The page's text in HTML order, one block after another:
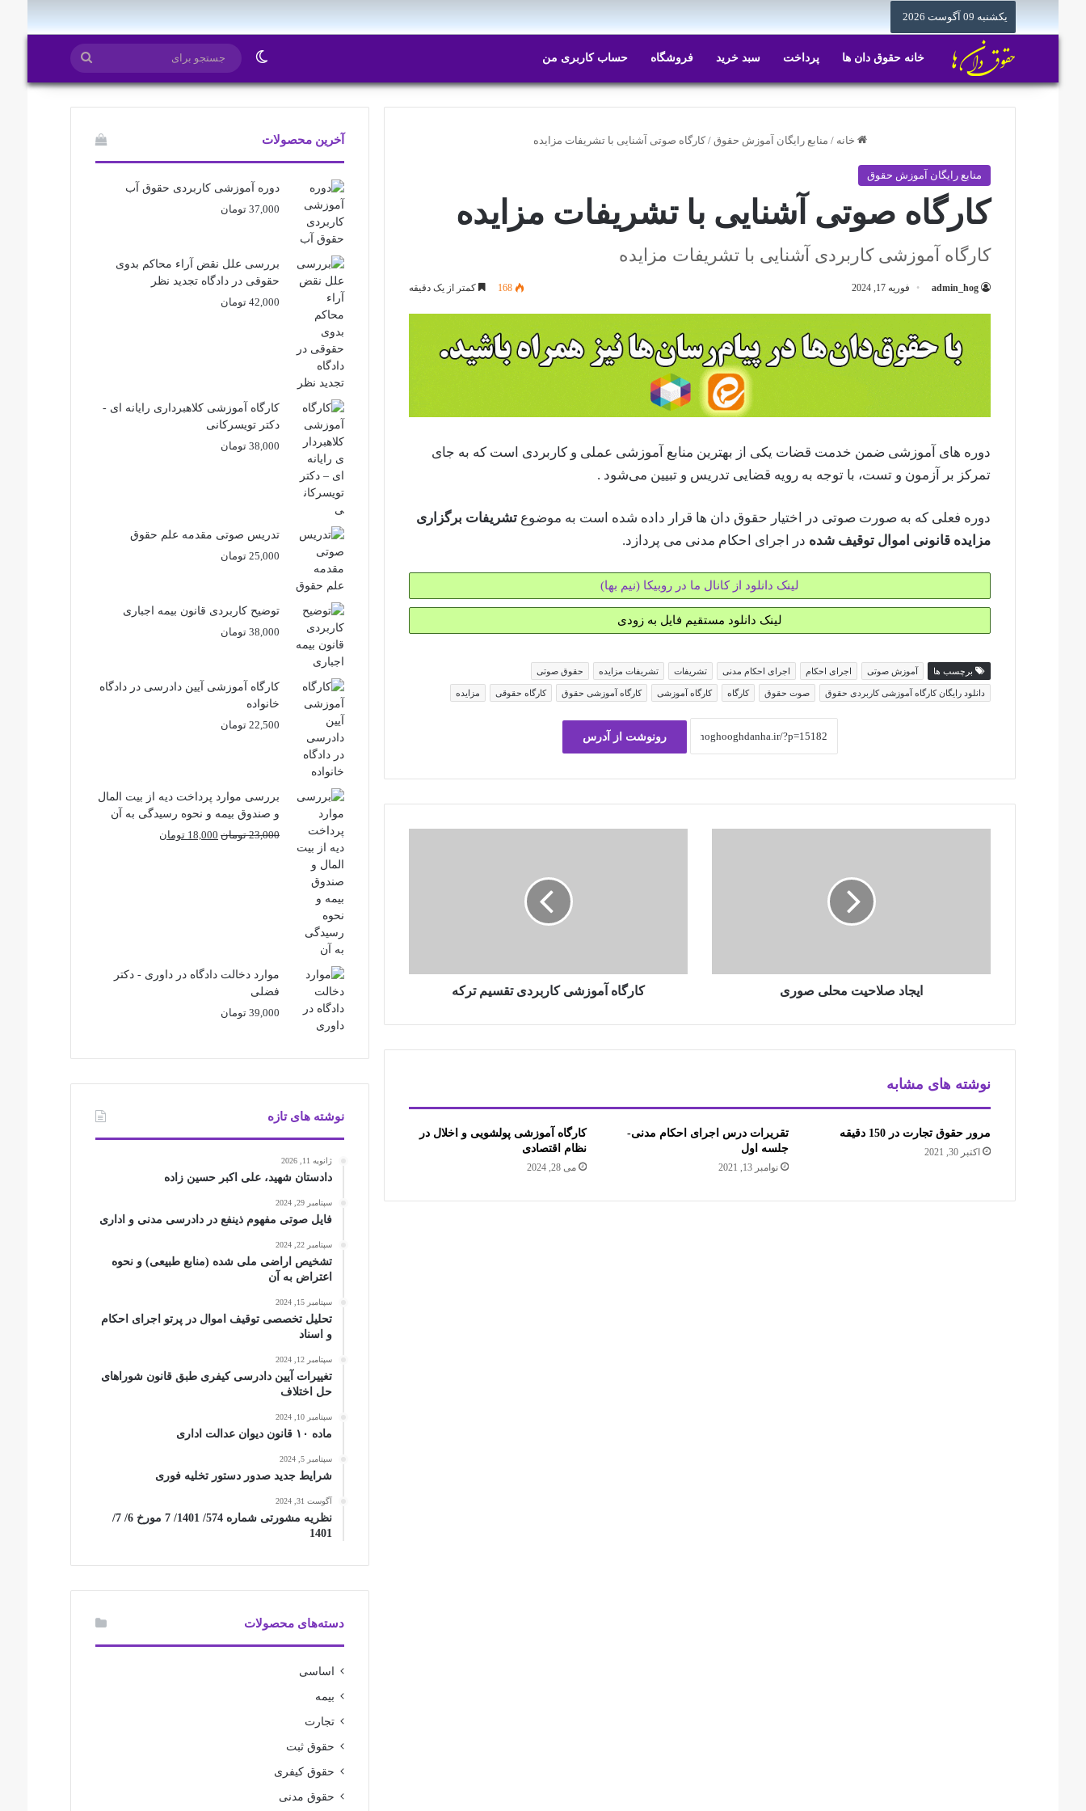
یکشنبه 09 آگوست 2026
خانه حقوق دان ها پرداخت سبد خرید فروشگاه حساب کاربری من تغییر پوسته جستجو
برای
خانه / منابع رایگان آموزش حقوق / کارگاه صوتی آشنایی با تشریفات مزایده
منابع رایگان آموزش حقوق
کارگاه صوتی آشنایی با تشریفات مزایده
کارگاه آموزشی کاربردی آشنایی با تشریفات مزایده
admin_hog فوریه 17, 2024 168 کمتر از یک دقیقه
دوره های آموزشی ضمن خدمت قضات یکی از بهترین منابع آموزشی عملی و کاربردی است که به جای
تمرکز بر آزمون و تست، با توجه به رویه قضایی تدریس و تبیین می‌شود .
دوره فعلی که به صورت صوتی در اختیار حقوق دان ها قرار داده شده است به موضوع تشریفات برگزاری
مزایده قانونی اموال توقیف شده در اجرای احکام مدنی می پردازد.
لینک دانلود از کانال ما در روبیکا (نیم بها)
لینک دانلود مستقیم فایل به زودی
برچسب ها آموزش صوتی اجرای احکام اجرای احکام مدنی تشریفات تشریفات مزایده حقوق صوتی
دانلود رایگان کارگاه آموزشی کاربردی حقوق صوت حقوق کارگاه کارگاه آموزشی کارگاه آموزشی حقوق کارگاه حقوقی مزایده
رونوشت از آدرس
ایجاد صلاحیت محلی صوری کارگاه آموزشی کاربردی تقسیم ترکه
نوشته های مشابه
مرور حقوق تجارت در 150 دقیقه
اکتبر 30, 2021
تقریرات درس اجرای احکام مدنی-
جلسه اول
نوامبر 13, 2021
کارگاه آموزشی پولشویی و اخلال در
نظام اقتصادی
می 28, 2024
آخرین محصولات
دوره آموزشی کاربردی حقوق آب
37,000 تومان
بررسی علل نقض آراء محاکم بدوی
حقوقی در دادگاه تجدید نظر
42,000 تومان
کارگاه آموزشی کلاهبرداری رایانه ای -
دکتر تویسرکانی
38,000 تومان
تدریس صوتی مقدمه علم حقوق
25,000 تومان
توضیح کاربردی قانون بیمه اجباری
38,000 تومان
کارگاه آموزشی آیین دادرسی در دادگاه
خانواده
22,500 تومان
بررسی موارد پرداخت دیه از بیت المال
و صندوق بیمه و نحوه رسیدگی به آن
23,000 تومان قیمت
18,000 تومان
موارد دخالت دادگاه در داوری - دکتر
فضلی
39,000 تومان
نوشته های تازه
ژانویه 11, 2026
دادستان شهید، علی اکبر حسین زاده
سپتامبر 29, 2024
فایل صوتی مفهوم ذینفع در دادرسی مدنی و اداری
سپتامبر 22, 2024
تشخیص اراضی ملی شده (منابع طبیعی) و نحوه
اعتراض به آن
سپتامبر 15, 2024
تحلیل تخصصی توقیف اموال در پرتو اجرای احکام
و اسناد
سپتامبر 12, 2024
تغییرات آیین دادرسی کیفری طبق قانون شوراهای
حل اختلاف
سپتامبر 10, 2024
ماده ۱۰ قانون دیوان عدالت اداری
سپتامبر 5, 2024
شرایط جدید صدور دستور تخلیه فوری
آگوست 31, 2024
نظریه مشورتی شماره 574/ 1401/ 7 مورخ 6/ 7/
1401
دسته‌های محصولات
اساسی
بیمه
تجارت
حقوق ثبت
حقوق کیفری
حقوق مدنی